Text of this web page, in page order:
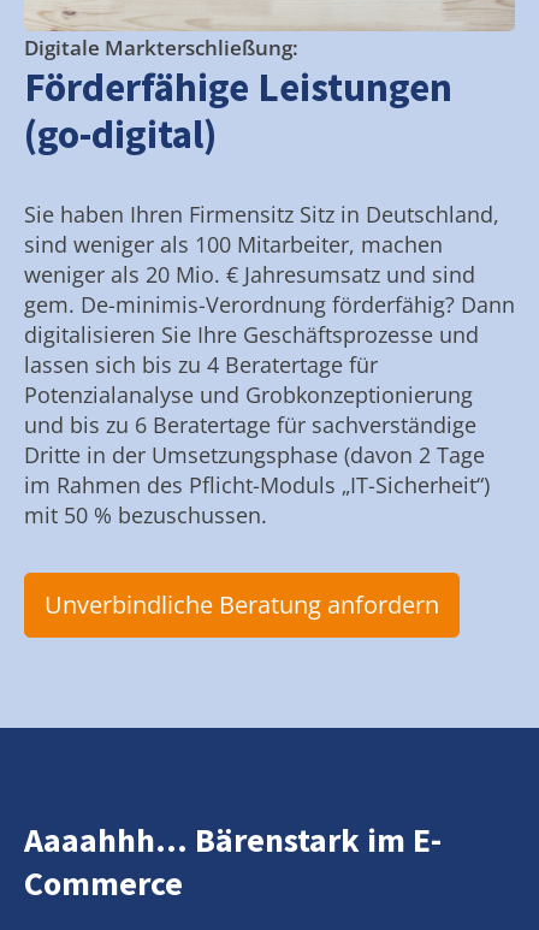
Digitale Markterschließung:
Förderfähige Leistungen
(go-digital)
Sie haben Ihren Firmensitz Sitz in Deutschland,
sind weniger als 100 Mitarbeiter, machen
weniger als 20 Mio. € Jahresumsatz und sind
gem. De-minimis-Verordnung förderfähig? Dann
digitalisieren Sie Ihre Geschäftsprozesse und
lassen sich bis zu 4 Beratertage für
Potenzialanalyse und Grobkonzeptionierung
und bis zu 6 Beratertage für sachverständige
Dritte in der Umsetzungsphase (davon 2 Tage
im Rahmen des Pflicht-Moduls „IT-Sicherheit“)
mit 50 % bezuschussen.
Unverbindliche Beratung anfordern
Aaaahhh... Bärenstark im E-
Commerce